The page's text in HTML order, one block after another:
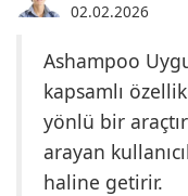
02.02.2026
Ashampoo
kapsamlı
yönlü bir
arayan
haline getirir.